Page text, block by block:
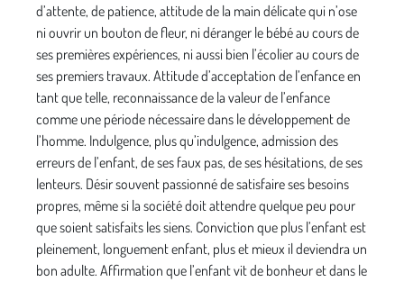
d’attente, de patience, attitude de la main délicate qui n’ose
ni ouvrir un bouton de fleur, ni déranger le bébé au cours de
ses premières expériences, ni aussi bien l’écolier au cours de
ses premiers travaux. Attitude d’acceptation de l’enfance en
tant que telle, reconnaissance de la valeur de l’enfance
comme une période nécessaire dans le développement de
l’homme. Indulgence, plus qu’indulgence, admission des
erreurs de l’enfant, de ses faux pas, de ses hésitations, de ses
lenteurs. Désir souvent passionné de satisfaire ses besoins
propres, même si la société doit attendre quelque peu pour
que soient satisfaits les siens. Conviction que plus l’enfant est
pleinement, longuement enfant, plus et mieux il deviendra un
bon adulte. Affirmation que l’enfant vit de bonheur et dans le